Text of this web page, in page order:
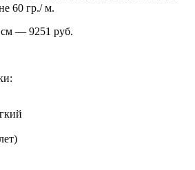
60 гр./ м.
см — 9251 руб.